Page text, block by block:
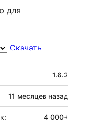
для
Скачать
1.6.2
11 месяцев назад
4 000+